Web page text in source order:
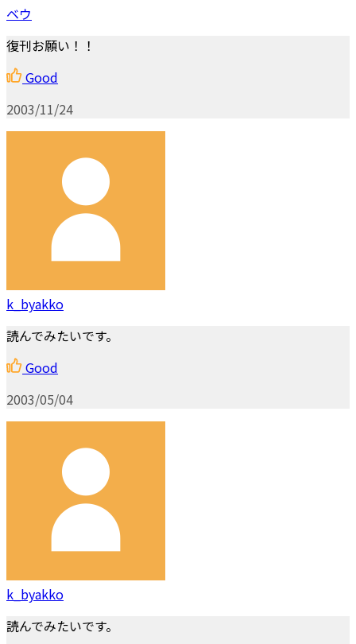
ベウ
復刊お願い！！
Good
2003/11/24
k_byakko
読んでみたいです。
Good
2003/05/04
k_byakko
読んでみたいです。